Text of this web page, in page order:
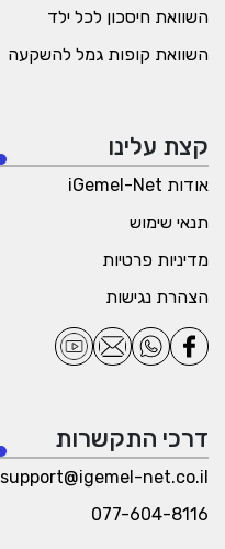
השוואת חיסכון לכל ילד
השוואת קופות גמל להשקעה
קצת עלינו
אודות iGemel-Net
תנאי שימוש
מדיניות פרטיות
הצהרת נגישות
דרכי התקשרות
support@igemel-net.co.il
077-604-8116